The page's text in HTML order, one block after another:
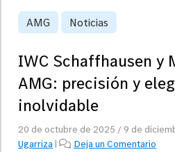
AMG Noticias
IWC Schaffhausen y
AMG: precisión y
inolvidable
20 de octubre de 2025 / 9 de
Ugarriza| Deja un Comentario